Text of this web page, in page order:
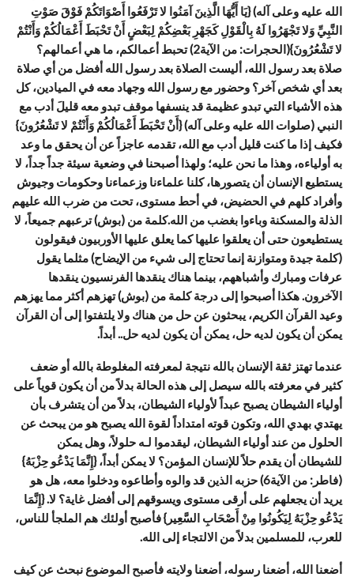
الله عليه وعلى آله) {يَا أَيُّهَا الَّذِينَ آمَنُوا لا تَرْفَعُوا أَصْوَاتَكُمْ فَوْقَ صَوْتِ
النَّبِيِّ وَلا تَجْهَرُوا لَهُ بِالْقَوْلِ كَجَهْرِ بَعْضِكُمْ لِبَعْضٍ أَنْ تَحْبَطَ أَعْمَالُكُمْ وَأَنْتُمْ
لا تَشْعُرُونَ}(الحجرات: من الآية2) تحبط أعمالكم، ما هي أعمالهم؟
صلاة بعد رسول الله، أليست الصلاة بعد رسول الله أفضل من أي صلاة
بعد أي شخص آخر؟ وحضور مع رسول الله وجهاد معه في الميادين، كل
هذه الأشياء التي تبدو عظيمة قد ينسفها موقف تبدو معه قليلَ أدب مع
النبي (صلوات الله عليه وعلى آله) {أَنْ تَحْبَطَ أَعْمَالُكُمْ وَأَنْتُمْ لا تَشْعُرُونَ}
فكيف إذا ما كنت قليل أدب مع الله، تقدمه عاجزاً عن أن يحقق ما وعد
به أولياءه، وهذا ما نحن عليه؛ ولهذا أصبحنا في وضعية سيئة جداً جداً، لا
يستطيع الإنسان أن يتصورها، كلنا علماءنا وزعماءنا وحكومات وجيوش
وأفراد كلهم في الحضيض، في أحط مستوى، تحت من ضرب الله عليهم
الذلة والمسكنة وباءوا بغضب من الله.كلمة من (بوش) ترعبهم جميعاً، لا
يستطيعون حتى أن يعلقوا عليها كما يعلق عليها الأوربيون فيقولون
(كلمة جيدة ومتوازنة إنما تحتاج إلى شيء من الإيضاح) مثلما يقول
عرفات ومبارك وأشباههم، بينما هناك ينقدها الفرنسيون ينقدها
الآخرون. هكذا أصبحوا إلى درجة كلمة من (بوش) تهزهم أكثر مما يهزهم
وعيد القرآن الكريم، يبحثون عن حل من هناك ولا يلتفتوا إلى أن القرآن
يمكن أن يكون لديه حل، يمكن أن يكون لديه حل.. أبداً.
عندما تهتز ثقة الإنسان بالله نتيجة لمعرفته المغلوطة بالله أو ضعف
كثير في معرفته بالله سيصل إلى هذه الحالة بدلاً من أن يكون قوياً على
أولياء الشيطان يصبح عبداً لأولياء الشيطان، بدلاً من أن يتشرف بأن
يهتدي بهدي الله، وتكون قوته امتداداً لقوة الله يصبح هو من يبحث عن
الحلول من عند أولياء الشيطان، ليقدموا لـه حلولاً، وهل يمكن
للشيطان أن يقدم حلاً للإنسان المؤمن؟ لا يمكن أبداً، {إِنَّمَا يَدْعُو حِزْبَهُ}
(فاطر: من الآية6) حزبه الذين قد والوه وأطاعوه ودخلوا معه، هل هو
يريد أن يجعلهم على أرقى مستوى ويسوقهم إلى أفضل غاية؟ لا. {إِنَّمَا
يَدْعُو حِزْبَهُ لِيَكُونُوا مِنْ أَصْحَابِ السَّعِير} فأصبح أولئك هم الملجأ للناس،
للعرب، للمسلمين بدلاً من الالتجاء إلى الله.
أضعنا الله، أضعنا رسوله، أضعنا ولايته فأصبح الموضوع نبحث عن كيف